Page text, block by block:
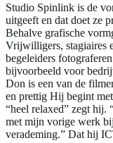
Studio Spinlink is de
uitgeeft en dat doet ze
Behalve grafische
Vrijwilligers, stagiaires
begeleiders
bijvoorbeeld voor
Don is een van de
en prettig Hij begint
“heel relaxed” zegt hij.
met mijn vorige werk
verademing.” Dat hij